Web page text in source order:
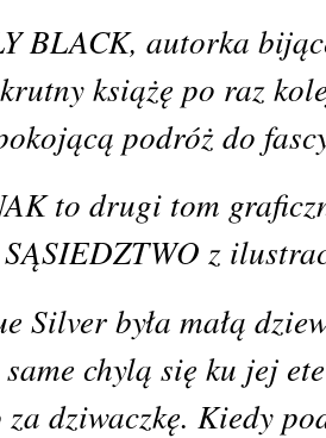
BLACK, autorka
książę po raz
podróż do
to drugi tom
SĄSIEDZTWO z
Silver była małą
chylą się ku jej
za dziwaczkę. Kiedy